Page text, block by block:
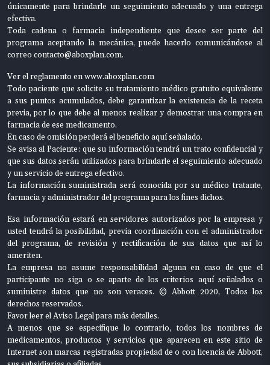
únicamente para brindarle un seguimiento adecuado y una entrega
efectiva.
Toda cadena o farmacia independiente que desee ser parte del
programa aceptando la mecánica, puede hacerlo comunicándose al
correo contacto@aboxplan.com.
Ver el reglamento enwww.aboxplan.com
Todo paciente que solicite su tratamiento médico gratuito equivalente
a sus puntos acumulados, debe garantizar la existencia de la receta
previa, por lo que debe al menos realizar y demostrar una compra en
farmacia de ese medicamento.
En caso de omisión perderá el beneficio aquí señalado.
Se avisa al Paciente: que su información tendrá un trato confidencial y
que sus datos serán utilizados para brindarle el seguimiento adecuado
y un servicio de entrega efectivo.
La información suministrada será conocida por su médico tratante,
farmacia y administrador del programa para los fines dichos.
Esa información estará en servidores autorizados por la empresa y
usted tendrá la posibilidad, previa coordinación con el administrador
del programa, de revisión y rectificación de sus datos que así lo
ameriten.
La empresa no asume responsabilidad alguna en caso de que el
participante no siga o se aparte de los criterios aquí señalados o
suministre datos que no son veraces. © Abbott 2020, Todos los
derechos reservados.
Favor leer el Aviso Legal para más detalles.
A menos que se especifique lo contrario, todos los nombres de
medicamentos, productos y servicios que aparecen en este sitio de
Internet son marcas registradas propiedad de o con licencia de Abbott,